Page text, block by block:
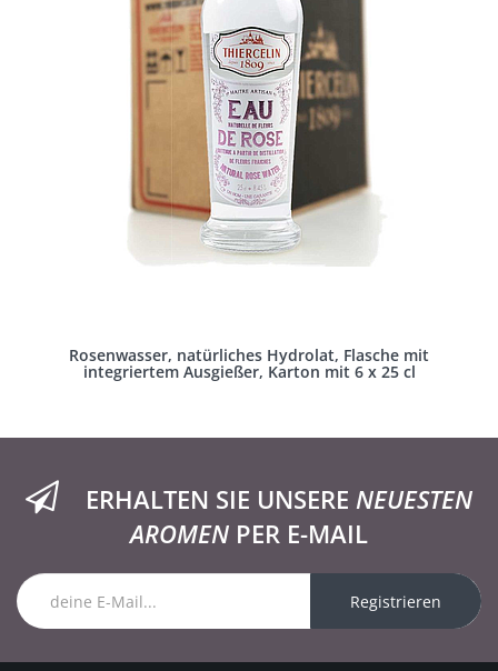
Rosenwasser, natürliches Hydrolat, Flasche mit
integriertem Ausgießer, Karton mit 6 x 25 cl
ERHALTEN SIE UNSERE NEUESTEN
AROMEN PER E-MAIL
Registrieren